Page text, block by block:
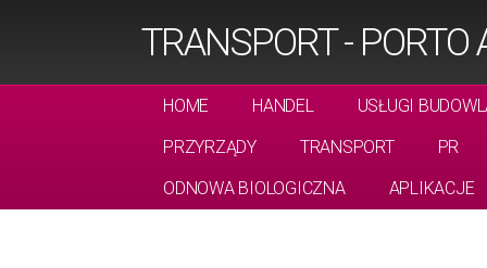
TRANSPORT - PORTO
HOME HANDEL
USŁUGI
PRZYRZĄDY
TRANSPORT
PR
ODNOWA BIOLOGICZNA
APLIKACJE